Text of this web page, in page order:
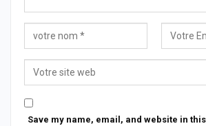
Save my name, email, and website in